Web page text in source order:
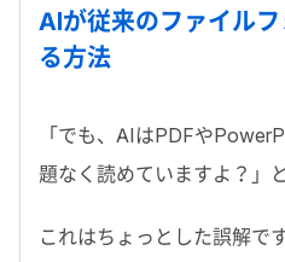
AIが従来のファイル
る方法
「でも、 AI はPDFや
題なく読めていますよ？」
これはちょっとした誤解です